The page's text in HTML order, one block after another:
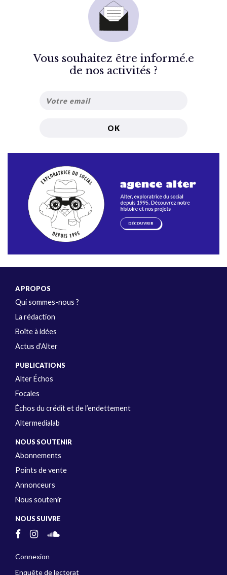
Vous souhaitez être informé.e
de nos activités ?
A PROPOS
Qui sommes-nous ?
La rédaction
Boîte à idées
Actus d’Alter
PUBLICATIONS
Alter Échos
Focales
Échos du crédit et de l’endettement
Altermedialab
NOUS SOUTENIR
Abonnements
Points de vente
Annonceurs
Nous soutenir
NOUS SUIVRE
Connexion
Enquête de lectorat